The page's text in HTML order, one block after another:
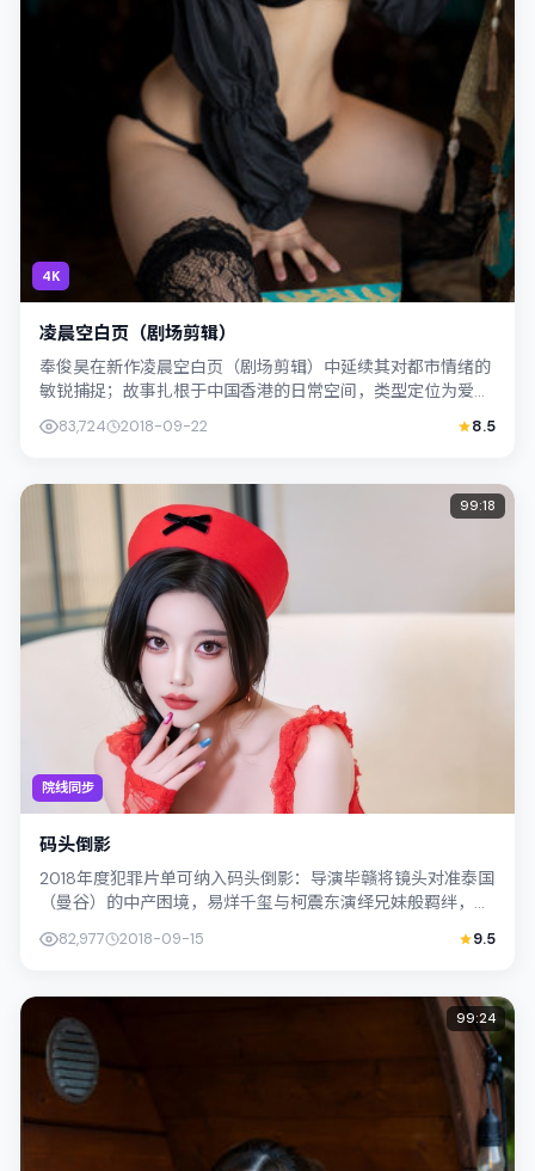
4K
凌晨空白页（剧场剪辑）
奉俊昊在新作凌晨空白页（剧场剪辑）中延续其对都市情绪的
敏锐捕捉；故事扎根于中国香港的日常空间，类型定位为爱
情。主演古天乐、孔刘以克制表演撑起情感...
83,724 2018-09-22 8.5
院线同步
99:18
码头倒影
2018年度犯罪片单可纳入码头倒影：导演毕赣将镜头对准泰国
（曼谷）的中产困境，易烊千玺与柯震东演绎兄妹般羁绊，文
82,977 2018-09-15 9.5
99:24